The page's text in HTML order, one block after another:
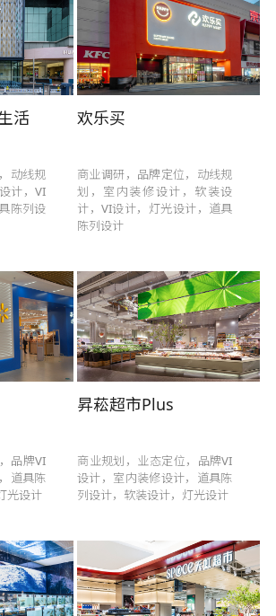
活
动线规
计，VI
陈列设
欢乐买
商业调研，品牌定位，动线规
划，室内装修设计，软装设
计，VI设计，灯光设计，道具
陈列设计
品牌VI
道具陈
光设计
昇菘超市Plus
商业规划，业态定位，品牌VI
设计，室内装修设计，道具陈
列设计，软装设计，灯光设计